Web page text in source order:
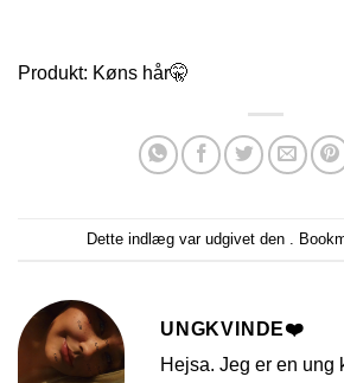
Produkt: Køns hår🤫
Dette indlæg var udgivet den .
UNGKVINDE❤️
Hejsa. Jeg er en ung